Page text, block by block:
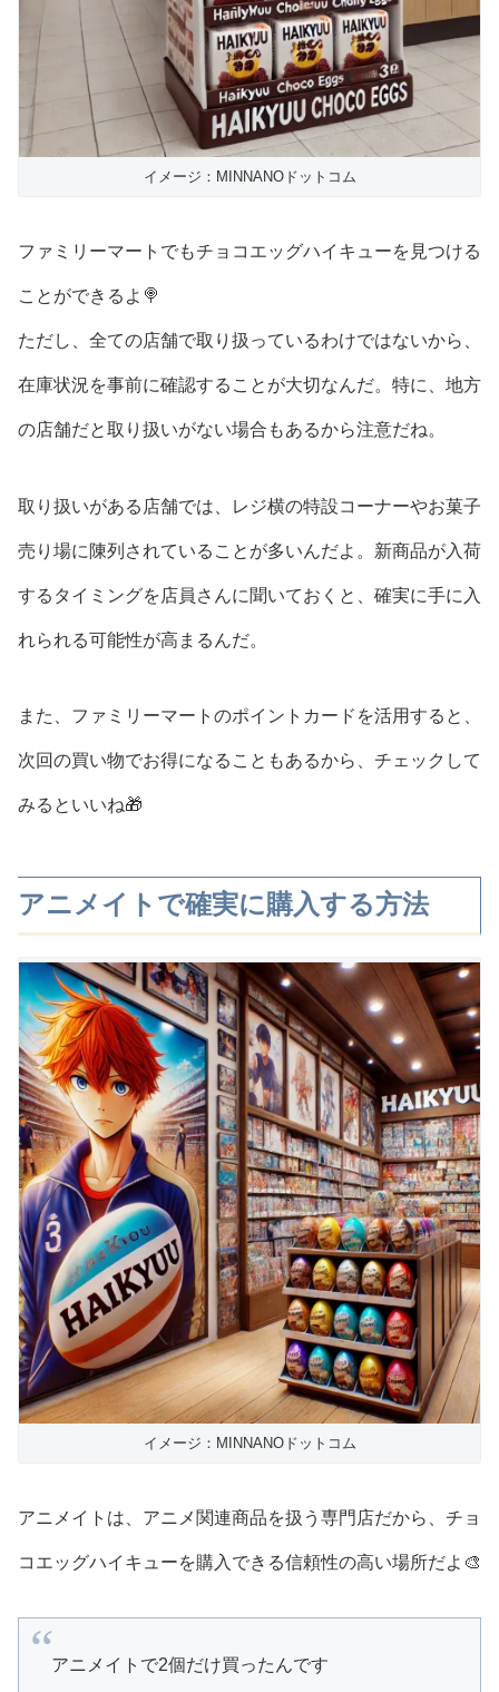
イメージ：MINNANOドットコム
ファミリーマートでもチョコエッグハイキューを見つける
ことができるよ🍭
ただし、全ての店舗で取り扱っているわけではないから、
在庫状況を事前に確認することが大切なんだ。特に、地方
の店舗だと取り扱いがない場合もあるから注意だね。
取り扱いがある店舗では、レジ横の特設コーナーやお菓子
売り場に陳列されていることが多いんだよ。新商品が入荷
するタイミングを店員さんに聞いておくと、確実に手に入
れられる可能性が高まるんだ。
また、ファミリーマートのポイントカードを活用すると、
次回の買い物でお得になることもあるから、チェックして
みるといいね🎁
アニメイトで確実に購入する方法
イメージ：MINNANOドットコム
アニメイトは、アニメ関連商品を扱う専門店だから、チョ
コエッグハイキューを購入できる信頼性の高い場所だよ🎨
アニメイトで2個だけ買ったんです